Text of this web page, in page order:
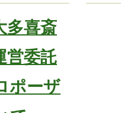
多喜斎
営委託
ポーザ